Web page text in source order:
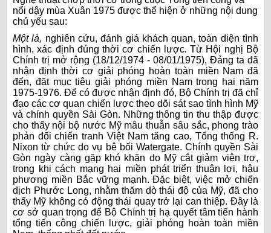
nổi dậy mùa Xuân 1975 được thể hiện ở những nội dung
chủ yếu sau:
Một là, nghiên cứu, đánh giá khách quan, toàn diện tình
hình, xác định đúng thời cơ chiến lược.Từ Hội nghị Bộ
Chính trị mở rộng (18/12/1974 - 08/01/1975), Đảng ta đã
nhận định thời cơ giải phóng hoàn toàn miền Nam đã
đến, đặt mục tiêu giải phóng miền Nam trong hai năm
1975-1976. Để có được nhận định đó, Bộ Chính trị đã chỉ
đạo các cơ quan chiến lược theo dõi sát sao tình hình Mỹ
và chính quyền Sài Gòn. Những thông tin thu thập được
cho thấy nội bộ nước Mỹ mâu thuẫn sâu sắc, phong trào
phản đối chiến tranh Việt Nam tăng cao, Tổng thống R.
Nixon từ chức do vụ bê bối Watergate. Chính quyền Sài
Gòn ngày càng gặp khó khăn do Mỹ cắt giảm viện trợ,
trong khi cách mạng hai miền phát triển thuận lợi, hậu
phương miền Bắc vững mạnh. Đặc biệt, việc mở chiến
dịch Phước Long, nhằm thăm dò thái độ của Mỹ, đã cho
thấy Mỹ không có động thái quay trở lại can thiệp. Đây là
cơ sở quan trọng để Bộ Chính trị hạ quyết tâm tiến hành
tổng tiến công chiến lược, giải phóng hoàn toàn miền